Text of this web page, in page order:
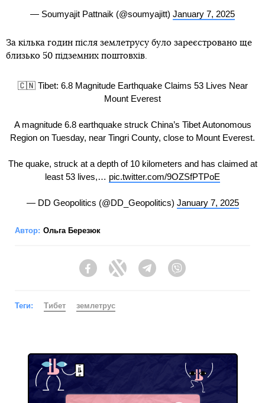
— Soumyajit Pattnaik (@soumyajitt) January 7, 2025
За кілька годин після землетрусу було зареєстровано ще
близько 50 підземних поштовхів.
🇨🇳 Tibet: 6.8 Magnitude Earthquake Claims 53 Lives Near
Mount Everest
A magnitude 6.8 earthquake struck China’s Tibet Autonomous
Region on Tuesday, near Tingri County, close to Mount Everest.
The quake, struck at a depth of 10 kilometers and has claimed at
least 53 lives,… pic.twitter.com/9OZSfPTPoE
— DD Geopolitics (@DD_Geopolitics) January 7, 2025
Автор: Ольга Березюк
FacebookTwitter Telegram
Теги: Тибет землетрус